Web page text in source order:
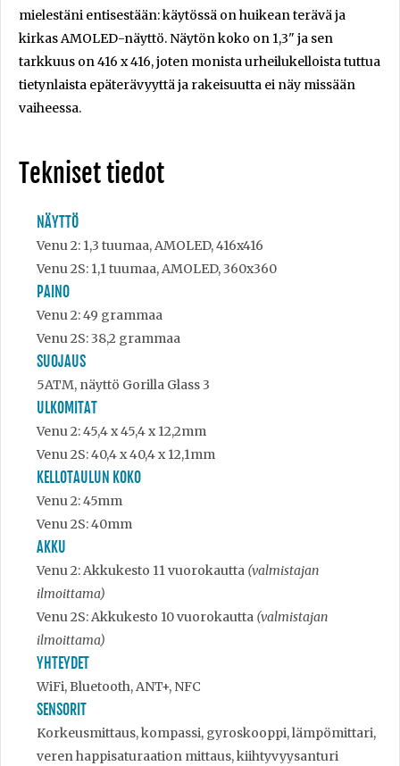
mielestäni entisestään: käytössä on huikean terävä ja
kirkas AMOLED-näyttö. Näytön koko on 1,3" ja sen
tarkkuus on 416 x 416, joten monista urheilukelloista tuttua
tietynlaista epäterävyyttä ja rakeisuutta ei näy missään
vaiheessa.
Tekniset tiedot
NÄYTTÖ
Venu 2: 1,3 tuumaa, AMOLED, 416x416
Venu 2S: 1,1 tuumaa, AMOLED, 360x360
PAINO
Venu 2: 49 grammaa
Venu 2S: 38,2 grammaa
SUOJAUS
5ATM, näyttö Gorilla Glass 3
ULKOMITAT
Venu 2: 45,4 x 45,4 x 12,2mm
Venu 2S: 40,4 x 40,4 x 12,1mm
KELLOTAULUN KOKO
Venu 2: 45mm
Venu 2S: 40mm
AKKU
Venu 2: Akkukesto 11 vuorokautta (valmistajan
ilmoittama)
Venu 2S: Akkukesto 10 vuorokautta (valmistajan
ilmoittama)
YHTEYDET
WiFi, Bluetooth, ANT+, NFC
SENSORIT
Korkeusmittaus, kompassi, gyroskooppi, lämpömittari,
veren happisaturaation mittaus, kiihtyvyysanturi